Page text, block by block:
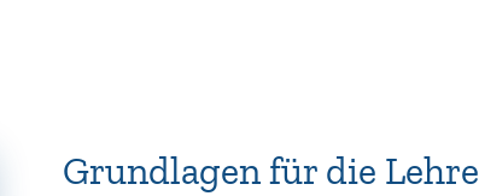
Grundlagen für die Lehre